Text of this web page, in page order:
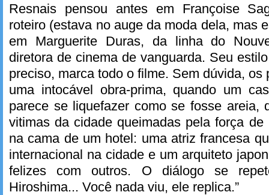
Resnais pensou antes em Françoise
roteiro (estava no auge da moda dela, mas
em Marguerite Duras, da linha do
diretora de cinema de vanguarda. Seu
preciso, marca todo o filme. Sem dúvida, os
uma intocável obra-prima, quando um
parece se liquefazer como se fosse areia,
vitimas da cidade queimadas pela força
na cama de um hotel: uma atriz francesa
internacional na cidade e um arquiteto
felizes com outros. O diálogo se
Hiroshima... Você nada viu, ele replica.”